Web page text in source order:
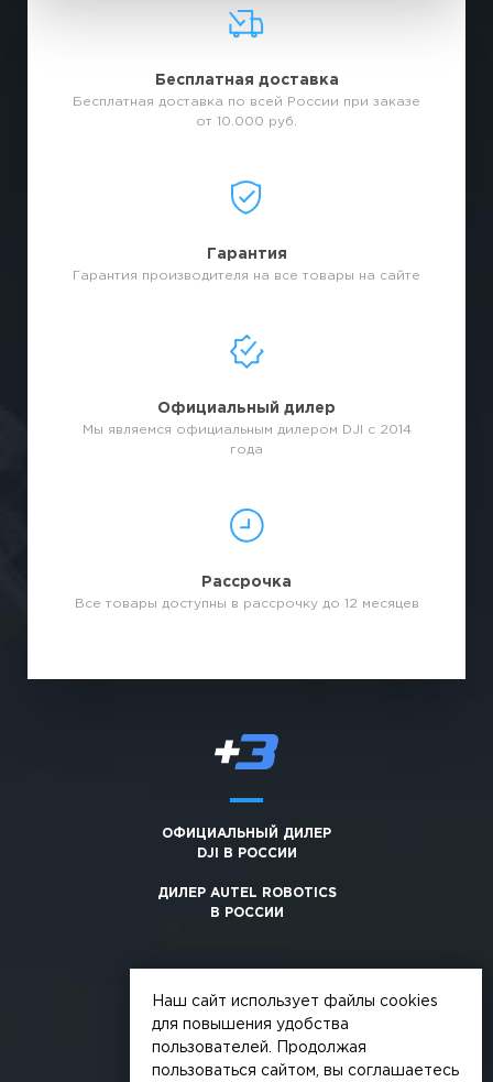
Бесплатная доставка
Бесплатная доставка по всей России при заказе
от 10.000 руб.
Гарантия
Гарантия производителя на все товары на сайте
Официальный дилер
Мы являемся официальным дилером DJI с 2014
года
Рассрочка
Все товары доступны в рассрочку до 12 месяцев
ОФИЦИАЛЬНЫЙ ДИЛЕР
DJI В РОССИИ
ДИЛЕР AUTEL ROBOTICS
В РОССИИ
© 2026, +3. Все права защищены
Наш сайт использует файлы cookies
для повышения удобства
пользователей. Продолжая
пользоваться сайтом, вы соглашаетесь